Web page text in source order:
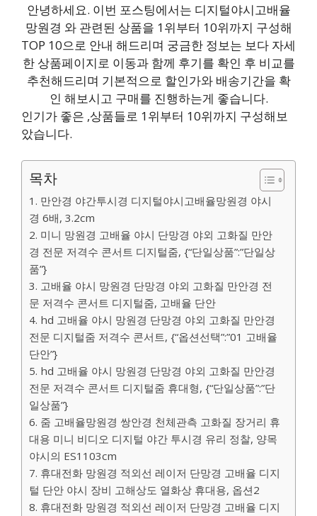
안녕하세요. 이번 포스팅에서는 디지털야시고배율
망원경 와 관련된 상품을 1위부터 10위까지 구성해
TOP 10으로 안내 해드리며 궁금한 정보는 보다 자세
한 상품페이지로 이동과 함께 후기를 확인 후 비교를
추천해드리며 기본적으로 할인가와 배송기간을 확
인 해보시고 구매를 진행하는게 좋습니다.
인기가 좋은 ,상품들로 1위부터 10위까지 구성해보
았습니다.
목차
1. 만안경 야간투시경 디지털야시고배율망원경 야시
경 6배, 3.2cm
2. 미니 망원경 고배율 야시 단망경 야외 고화질 만안
경 전문 저격수 콘서트 디지털줌, {“단일상품”:”단일상
품”}
3. 고배율 야시 망원경 단망경 야외 고화질 만안경 전
문 저격수 콘서트 디지털줌, 고배율 단안
4. hd 고배율 야시 망원경 단망경 야외 고화질 만안경
전문 디지털줌 저격수 콘서트, {“옵션선택”:”01 고배율
단안”}
5. hd 고배율 야시 망원경 단망경 야외 고화질 만안경
전문 저격수 콘서트 디지털줌 휴대형, {“단일상품”:”단
일상품”}
6. 줌 고배율망원경 쌍안경 천체관측 고화질 장거리 휴
대용 미니 비디오 디지털 야간 투시경 유리 정찰, 양목
야시의 ES1103cm
7. 휴대전화 망원경 적외선 레이저 단망경 고배율 디지
털 단안 야시 장비 고해상도 열화상 휴대용, 옵션2
8. 휴대전화 망원경 적외선 레이저 단망경 고배율 디지